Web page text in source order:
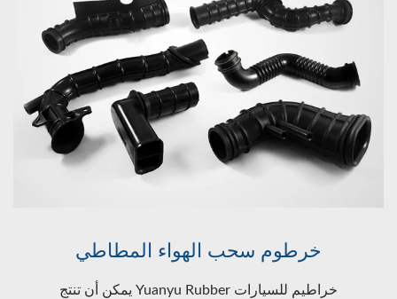
خرطوم سحب الهواء المطاطي
يمكن أن تنتج Yuanyu Rubber خراطيم للسيارات